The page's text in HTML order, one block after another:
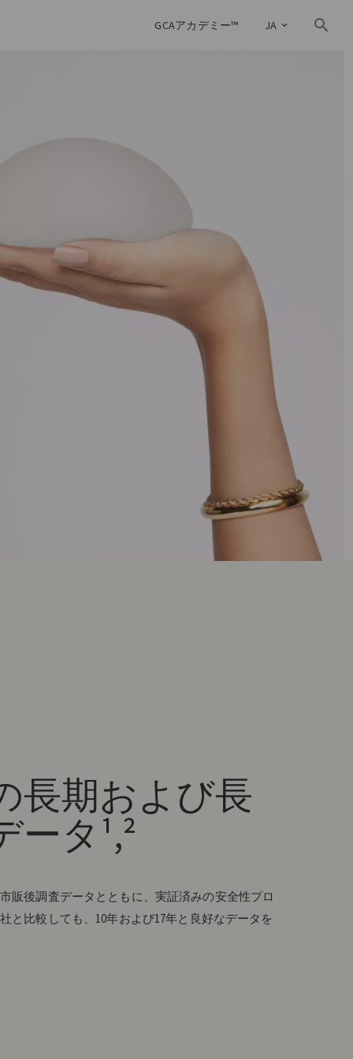
GCAアカデミー™ JA
長期および長
ータ¹,²
販後調査データとともに、実証済みの安全性プロ
と比較しても、10年および17年と良好なデータを